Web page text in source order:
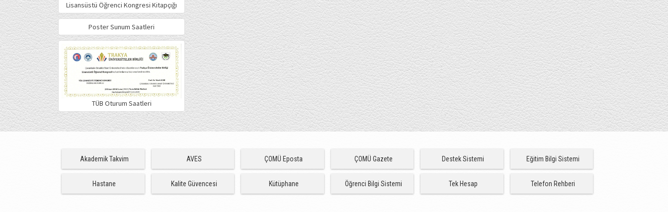
Lisansüstü Öğrenci Kongresi Kitapçığı
Poster Sunum Saatleri
TÜB Oturum Saatleri
Akademik Takvim AVES ÇOMÜ Eposta ÇOMÜ Gazete Destek Sistemi Eğitim Bilgi Sistemi
Hastane Kalite Güvencesi Kütüphane Öğrenci Bilgi Sistemi Tek Hesap Telefon Rehberi